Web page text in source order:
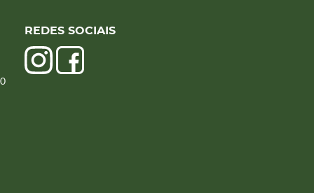
REDES SOCIAIS